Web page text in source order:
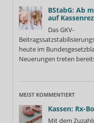
BStabG: Ab
auf
Das GKV-
heute im
Neuerungen treten
MEIST KOMMENTIERT
Kassen: Rx-
Mit dem